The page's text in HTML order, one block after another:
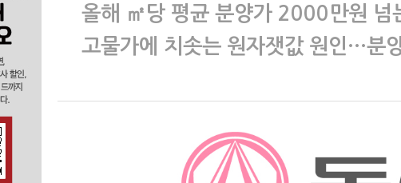
올해 ㎡당 평균 분양가 2000만원 넘
고물가에 치솟는 원자잿값 원인…분